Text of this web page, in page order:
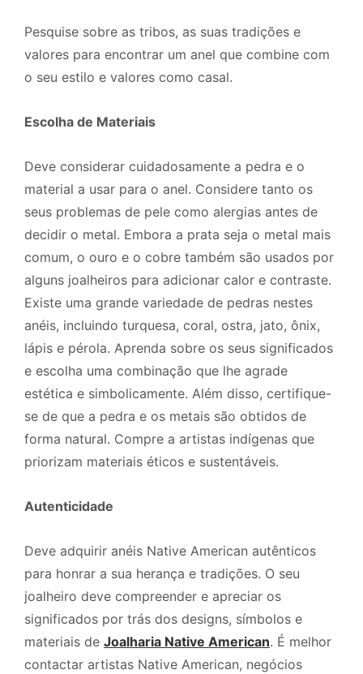
Pesquise sobre as tribos, as suas tradições e
valores para encontrar um anel que combine com
o seu estilo e valores como casal.
Escolha de Materiais
Deve considerar cuidadosamente a pedra e o
material a usar para o anel. Considere tanto os
seus problemas de pele como alergias antes de
decidir o metal. Embora a prata seja o metal mais
comum, o ouro e o cobre também são usados por
alguns joalheiros para adicionar calor e contraste.
Existe uma grande variedade de pedras nestes
anéis, incluindo turquesa, coral, ostra, jato, ônix,
lápis e pérola. Aprenda sobre os seus significados
e escolha uma combinação que lhe agrade
estética e simbolicamente. Além disso, certifique-
se de que a pedra e os metais são obtidos de
forma natural. Compre a artistas indígenas que
priorizam materiais éticos e sustentáveis.
Autenticidade
Deve adquirir anéis Native American autênticos
para honrar a sua herança e tradições. O seu
joalheiro deve compreender e apreciar os
significados por trás dos designs, símbolos e
materiais de Joalharia Native American. É melhor
contactar artistas Native American, negócios